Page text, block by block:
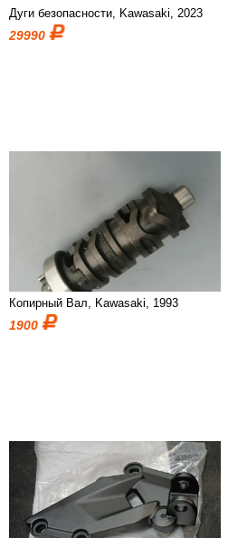
Дуги безопасности, Kawasaki, 2023
29990
Копирный Вал, Kawasaki, 1993
1900